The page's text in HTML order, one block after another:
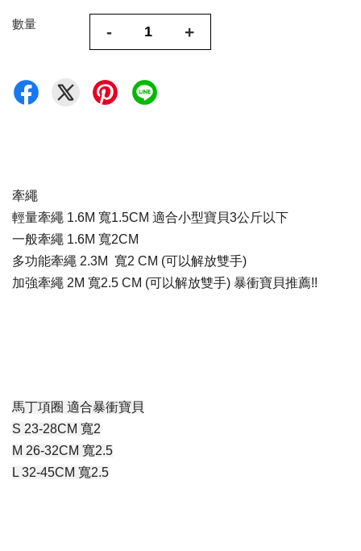
數量 - +
牽繩
輕量牽繩 1.6M 寬1.5CM 適合小型寶貝3公斤以下
一般牽繩 1.6M 寬2CM
多功能牽繩 2.3M 寬2 CM (可以解放雙手)
加強牽繩 2M 寬2.5 CM (可以解放雙手) 暴衝寶貝推薦!!
馬丁項圈 適合暴衝寶貝
S 23-28CM 寬2
M 26-32CM 寬2.5
L 32-45CM 寬2.5